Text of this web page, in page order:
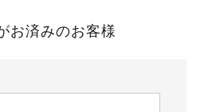
お済みのお客様